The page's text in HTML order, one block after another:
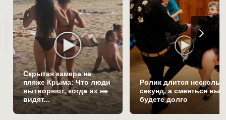
Скрытая камера на
пляже Крыма: Что люди
вытворяют, когда их не
видят...
Ролик длится
секунд, а смеяться вы
будете долго